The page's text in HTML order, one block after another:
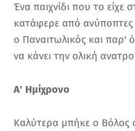
Ένα παιχνίδι που το
κατάφερε από ανύποπτες
ο Παναιτωλικός και παρ'
να κάνει την ολική
Α' Ημίχρονο
Καλύτερα μπήκε ο Βόλος